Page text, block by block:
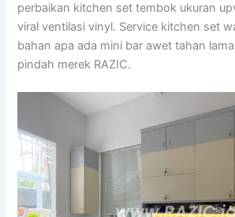
perbaikan kitchen set tembok ukuran
viral ventilasi vinyl. Service kitchen set
bahan apa ada mini bar awet tahan
pindah merek RAZIC.